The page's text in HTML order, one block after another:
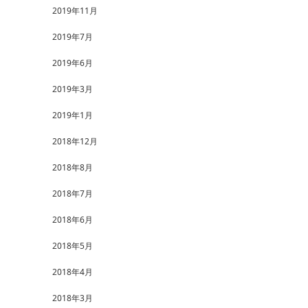
2019年11月
2019年7月
2019年6月
2019年3月
2019年1月
2018年12月
2018年8月
2018年7月
2018年6月
2018年5月
2018年4月
2018年3月